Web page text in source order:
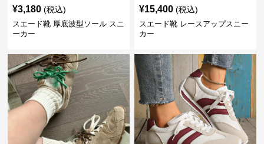
¥3,180 (税込)
スエード靴 厚底波型ソール スニ
ーカー
¥15,400 (税込)
スエード靴 レースアップスニー
カー